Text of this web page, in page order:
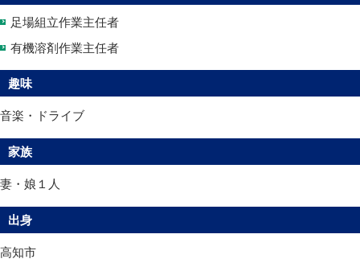
足場組立作業主任者
有機溶剤作業主任者
趣味
音楽・ドライブ
家族
妻・娘１人
出身
高知市